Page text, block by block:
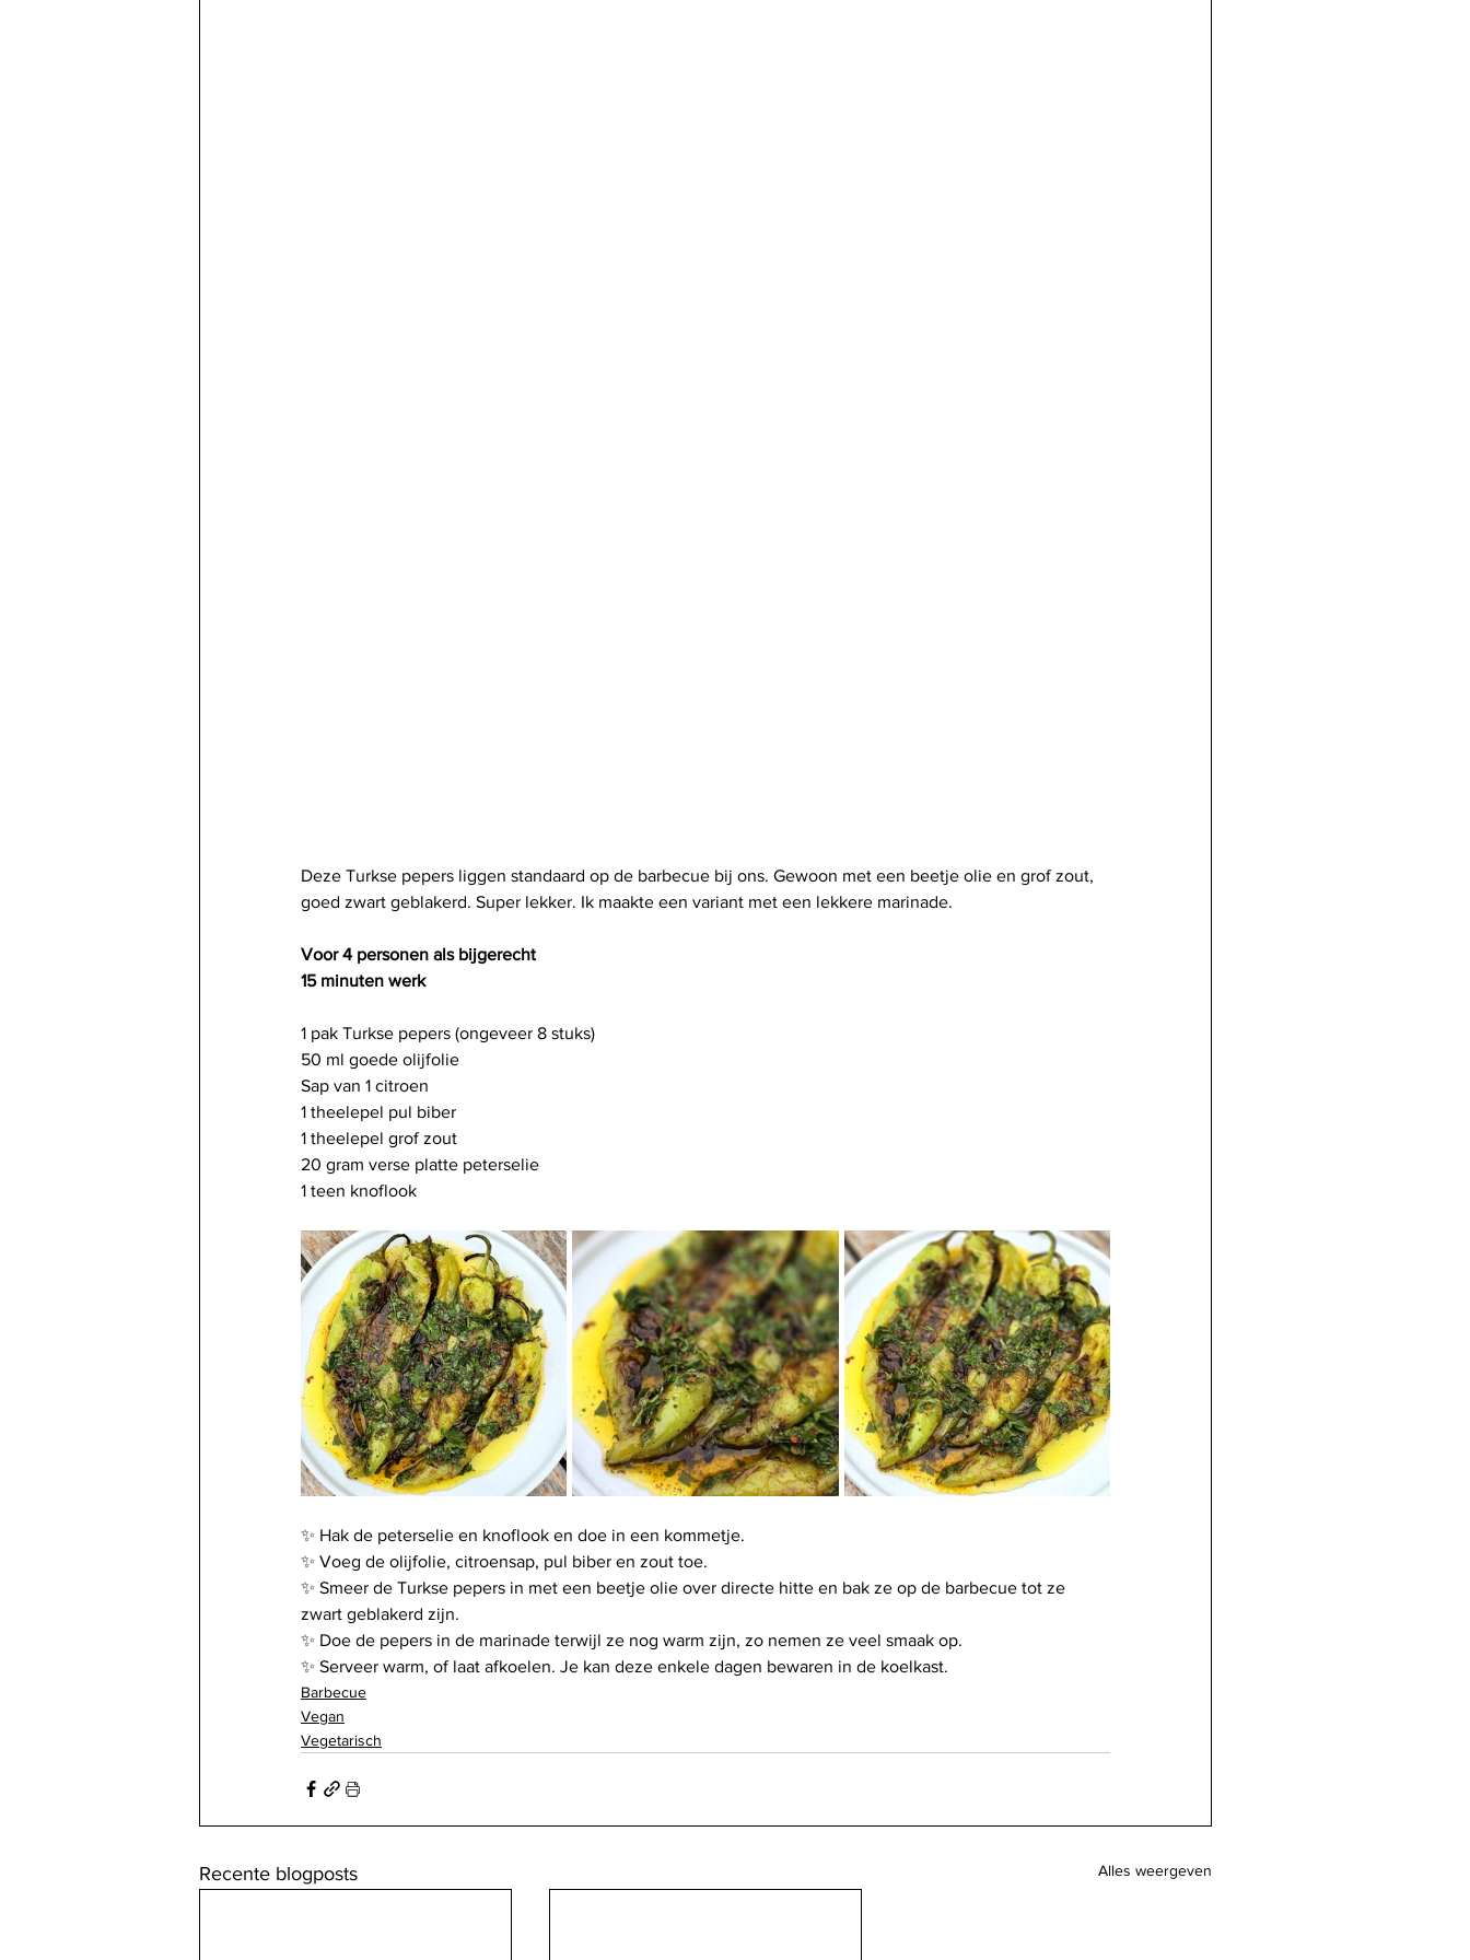
Deze Turkse pepers liggen standaard op de barbecue bij ons. Gewoon met een beetje olie en grof zout,
goed zwart geblakerd. Super lekker. Ik maakte een variant met een lekkere marinade.
Voor 4 personen als bijgerecht
15 minuten werk
1 pak Turkse pepers (ongeveer 8 stuks)
50 ml goede olijfolie
Sap van 1 citroen
1 theelepel pul biber
1 theelepel grof zout
20 gram verse platte peterselie
1 teen knoflook
✨ Hak de peterselie en knoflook en doe in een kommetje.
✨ Voeg de olijfolie, citroensap, pul biber en zout toe.
✨ Smeer de Turkse pepers in met een beetje olie over directe hitte en bak ze op de barbecue tot ze
zwart geblakerd zijn.
✨ Doe de pepers in de marinade terwijl ze nog warm zijn, zo nemen ze veel smaak op.
✨ Serveer warm, of laat afkoelen. Je kan deze enkele dagen bewaren in de koelkast.
Barbecue
Vegan
Vegetarisch
Recente blogposts Alles weergeven